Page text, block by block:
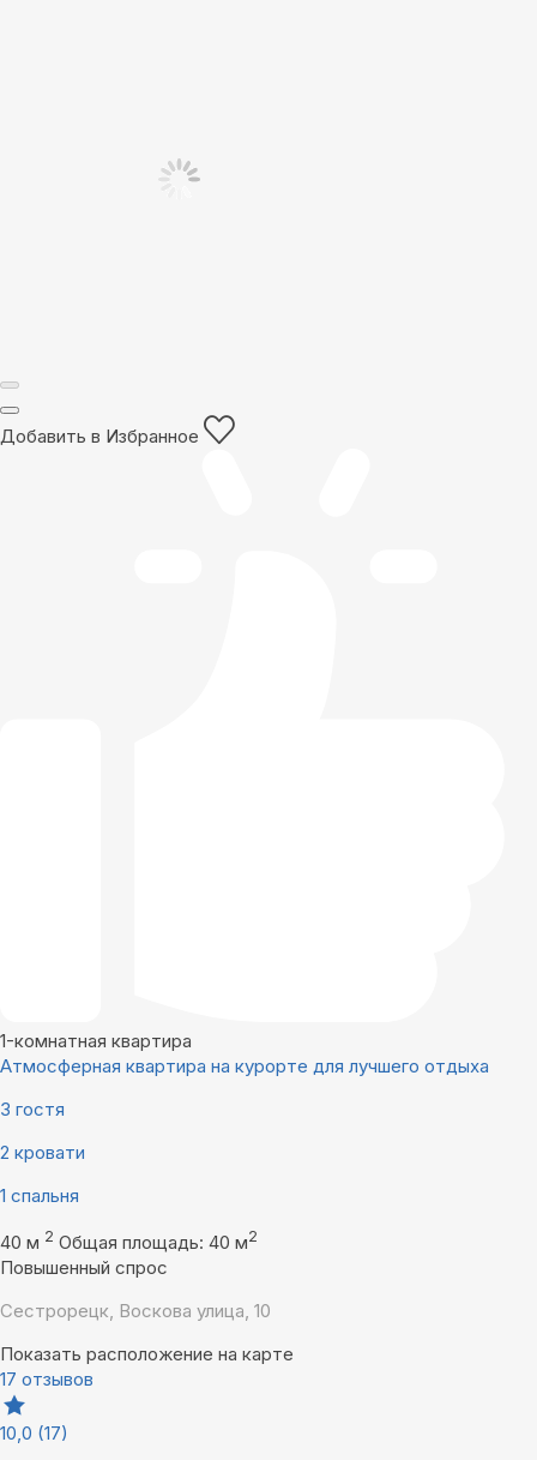
Добавить в Избранное
1-комнатная квартира
Атмосферная квартира на курорте для лучшего отдыха
3 гостя
2 кровати
1 спальня
40 м 2 Общая площадь: 40 м2
Повышенный спрос
Сестрорецк, Воскова улица, 10
Показать расположение на карте
17 отзывов
10,0 (17)